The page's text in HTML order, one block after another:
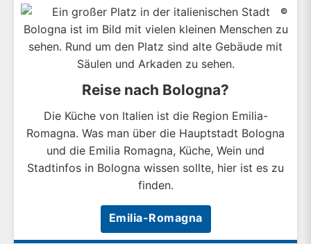
©
Reise nach Bologna?
Die Küche von Italien ist die Region Emilia-
Romagna. Was man über die Hauptstadt Bologna
und die Emilia Romagna, Küche, Wein und
Stadtinfos in Bologna wissen sollte, hier ist es zu
finden.
Emilia-Romagna